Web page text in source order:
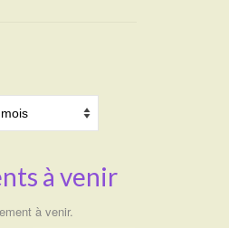
à venir
à venir.